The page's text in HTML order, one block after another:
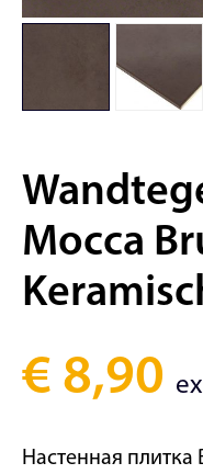
Mocca
€ 8,90
Настенная плитка